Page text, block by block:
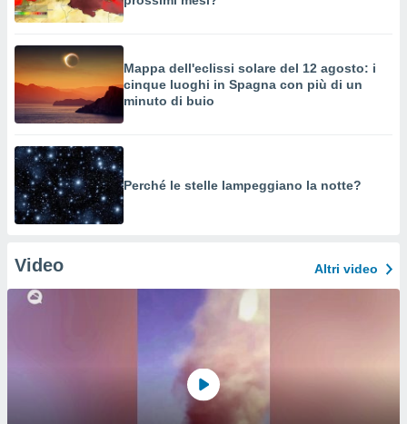
Mappa dell'eclissi solare del 12 agosto: i
cinque luoghi in Spagna con più di un
minuto di buio
Perché le stelle lampeggiano la notte?
Video Altri video